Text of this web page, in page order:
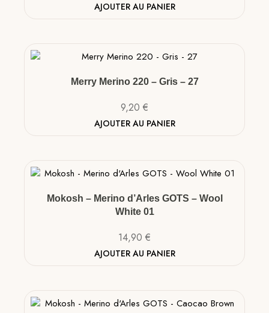
AJOUTER AU PANIER
Merry Merino 220 – Gris – 27
9,20 €
AJOUTER AU PANIER
Mokosh – Merino d’Arles GOTS – Wool
White 01
14,90 €
AJOUTER AU PANIER